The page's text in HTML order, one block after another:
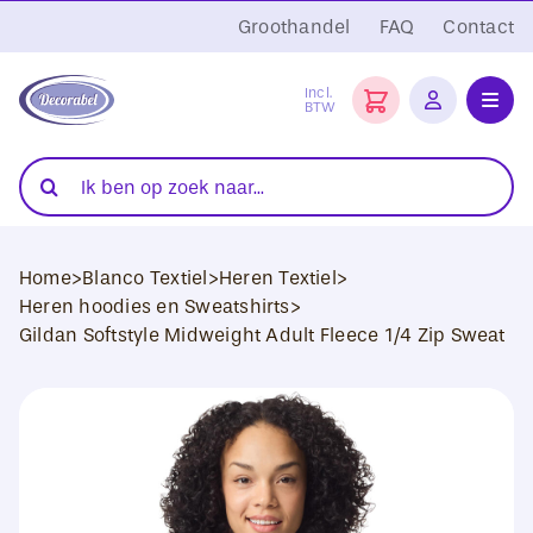
naar
inhoud
Groothandel FAQ Contact
Incl.
BTW
Folies
Transferpersen
Sublimatie
Hobby Artikelen
DTF Transfers
Zoeken
naar:
Home>Blanco Textiel>Heren Textiel>
Heren hoodies en Sweatshirts>
Gildan Softstyle Midweight Adult Fleece 1/4 Zip Sweat